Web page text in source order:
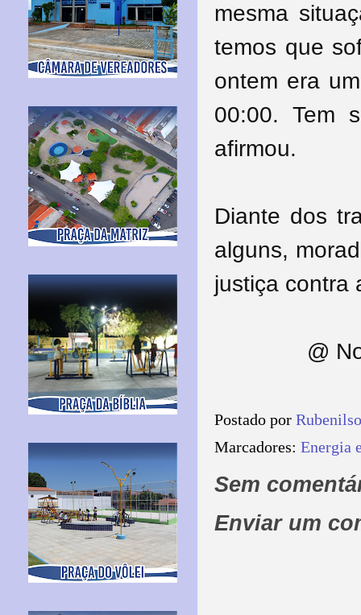
mesma
temos que
ontem era
00:00. Tem
afirmou.
Diante dos
alguns,
justiça contra
@
Postado por
Marcadores: Energia
Sem
Enviar um